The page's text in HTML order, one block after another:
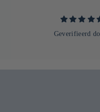
Geverifieerd